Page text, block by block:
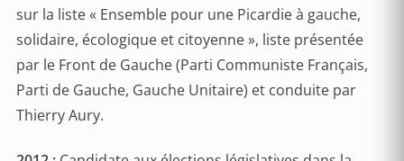
sur la liste « Ensemble pour une Picardie à gauche,
solidaire, écologique et citoyenne », liste présentée
par le Front de Gauche (Parti Communiste Français,
Parti de Gauche, Gauche Unitaire) et conduite par
Thierry Aury.